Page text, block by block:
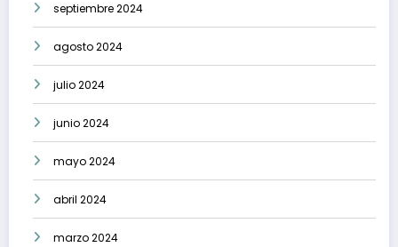
septiembre 2024
agosto 2024
julio 2024
junio 2024
mayo 2024
abril 2024
marzo 2024